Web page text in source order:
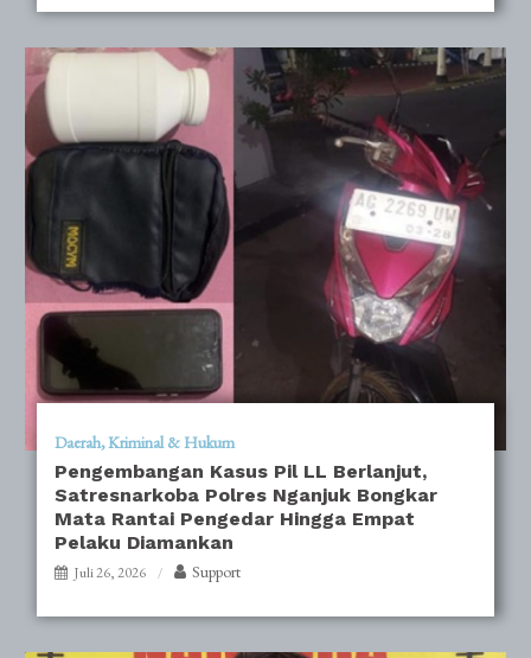
Daerah Kriminal & Hukum
Pengembangan Kasus Pil LL Berlanjut,
Satresnarkoba Polres Nganjuk Bongkar
Mata Rantai Pengedar Hingga Empat
Pelaku Diamankan
Juli 26, 2026 Support